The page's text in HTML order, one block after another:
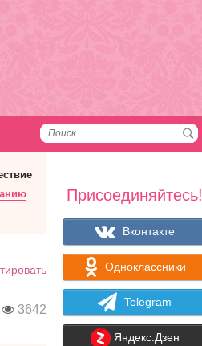
3642
Присоединяйтесь!
Вконтакте
Одноклассники
Telegram
Яндекс.Дзен